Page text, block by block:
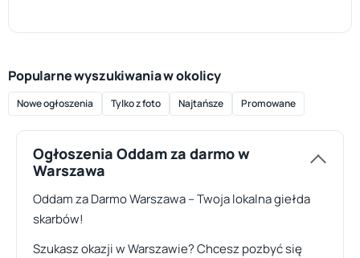
Popularne wyszukiwania w okolicy
Nowe ogłoszenia Tylko z foto Najtańsze Promowane
Ogłoszenia Oddam za darmo w
Warszawa
Oddam za Darmo Warszawa – Twoja lokalna giełda
skarbów!
Szukasz okazji w Warszawie? Chcesz pozbyć się